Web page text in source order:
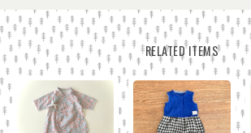
RELATED ITEMS